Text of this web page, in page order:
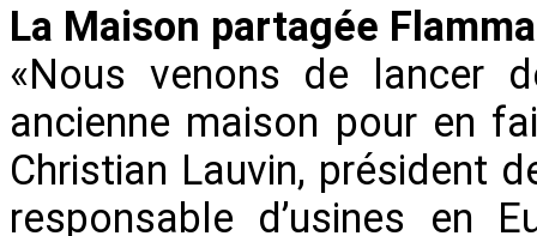
La Maison partagée
«Nous venons de lancer
ancienne maison pour en
Christian Lauvin, président
responsable d’usines en